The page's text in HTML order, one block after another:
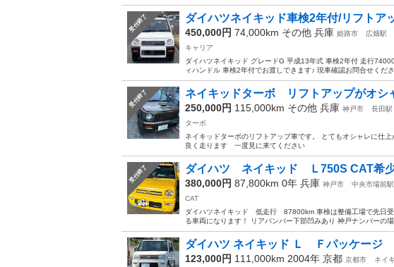
受付終了 ダイハツネイキッド車検2年付/リフトア
450,000円 74,000km その他 兵庫 姫路市 広畑駅
キャリア
ダイハツネイキッド グレードG 平成13年式 車検2年付 走行
ィハンドル 車検2年付でお渡しできます♪ 現車確認お問合せくだ
受付終了 ネイキッドターボ リフトアップがオシ
250,000円 115,000km その他 兵庫 神戸市 長田駅
ターボ
ネイキッドターボのリフトアップ車です。 とてもオシャレに仕
良く走ります 一度見に来てください
受付終了 ダイハツ ネイキッド Ｌ750S CAT希
380,000円 87,800km 0年 兵庫 神戸市 中央市場前駅
CAT
ダイハツネイキッド 低走行 87800km 車検は整備工場で先日
る車両になります！ リアバンパー下部凹みあり 神戸ナンバーの
ダイハツ ネイキッド Ｌ Ｆパッケージ
123,000円 111,000km 2004年 京都 京都市
ネイ